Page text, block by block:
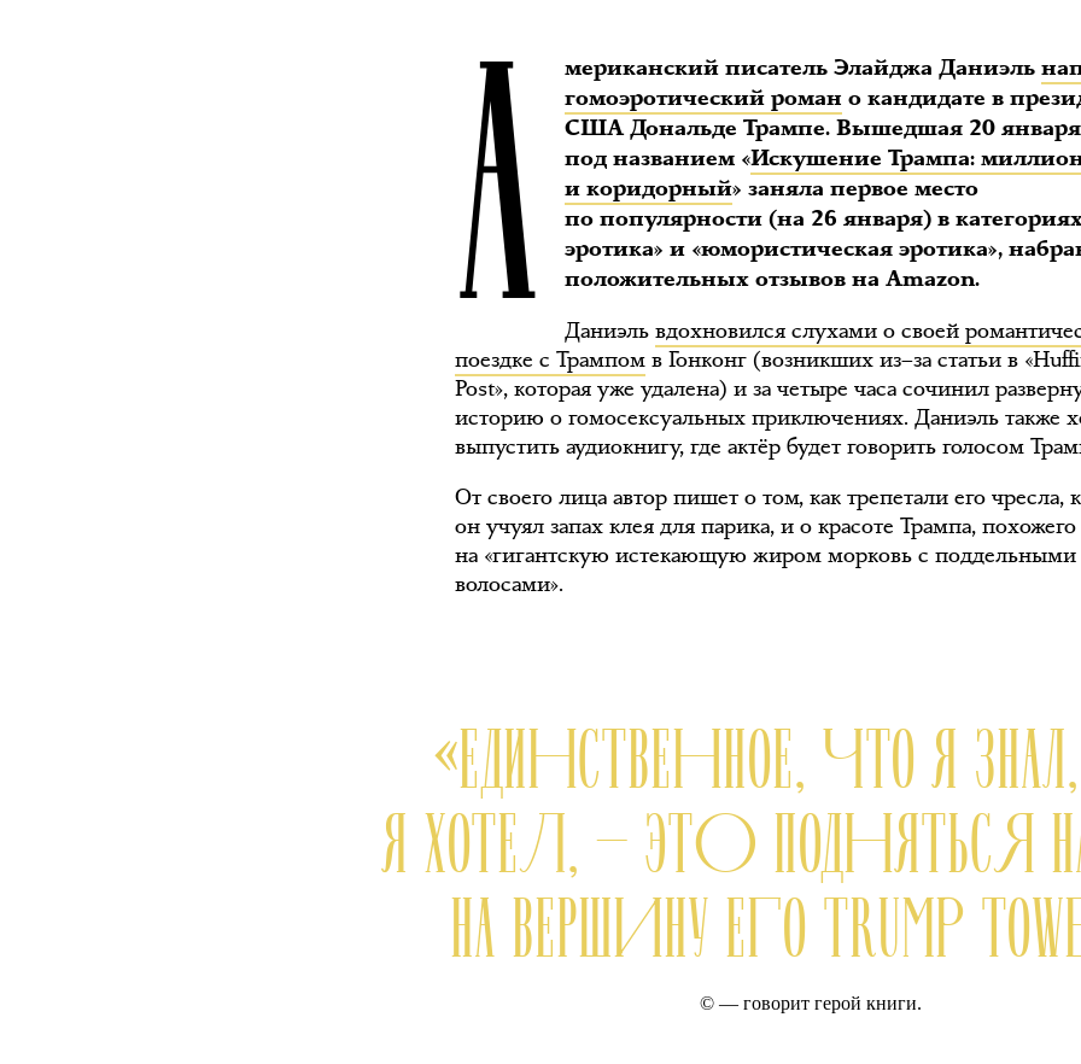
А мериканский писатель Элайджа Даниэль
гомоэротический роман о кандидате в
США Дональде Трампе. Вышедшая 20
под названием «Искушение Трампа:
и коридорный» заняла первое место
по популярности (на 26 января) в
эротика» и «юмористическая эротика»,
положительных отзывов на Amazon.
Даниэльвдохновился слухами о своей
поездке с Трампом в Гонконг (возникших из–за статьи в
Post», которая уже удалена) и за четыре часа сочинил
историю о гомосексуальных приключениях. Даниэль также
выпустить аудиокнигу, где актёр будет говорить голосом
От своего лица автор пишет о том, как трепетали его чресла,
он учуял запах клея для парика, и о красоте Трампа, похожего
на «гигантскую истекающую жиром морковь с поддельными
волосами».
«ЕДИНСТВЕННОЕ, ЧТО Я
Я ХОТЕЛ, — ЭТО ПОДНЯТЬСЯ
НА ВЕРШИНУ ЕГО TRUMP
© — говорит герой книги.